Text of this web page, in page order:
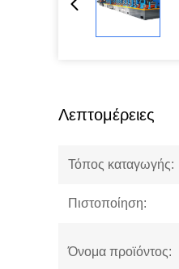
Λεπτομέρειες
Τόπος καταγωγής:
Πιστοποίηση:
Όνομα προϊόντος: